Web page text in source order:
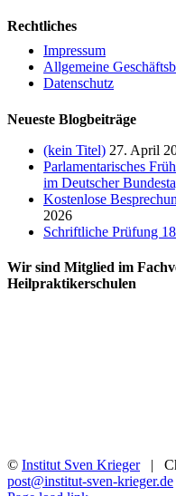
Rechtliches
Impressum
Allgemeine
Datenschutz
Neueste Blogbeiträge
(kein Titel) 27. April
Parlamentarisches
im Deutscher
Kostenlose
2026
Schriftliche Prüfung
Wir sind Mitglied im
Heilpraktikerschulen
© Institut Sven Krieger|
post@institut-sven-krieger.de